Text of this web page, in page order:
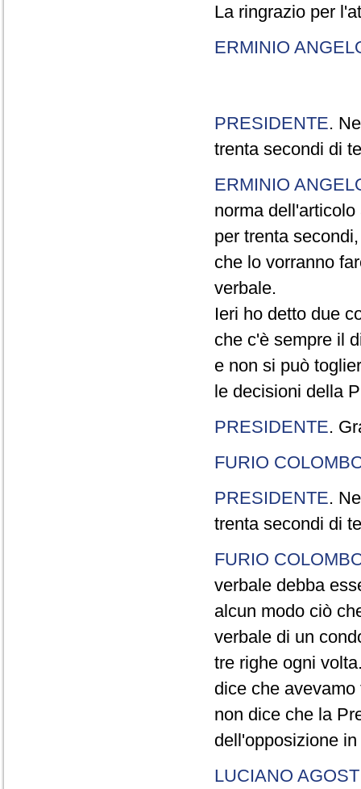
La ringrazio per
ERMINIO
PRESIDENTE.
trenta secondi di
ERMINIO
norma
per trenta
che lo vorranno
verbale.
Ieri ho detto due
che c'è sempre il
e non si può
le decisioni della
PRESIDENTE.
FURIO
PRESIDENTE.
trenta secondi di
FURIO
verbale debba
alcun modo ciò
verbale di un
tre righe ogni
dice che
non dice che la
dell'opposizione
LUCIANO